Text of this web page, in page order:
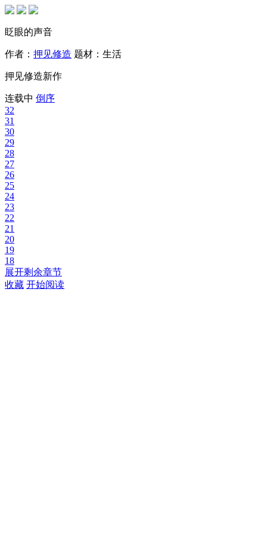
眨眼的声音
作者： 押见修造 题材： 生活
押见修造新作
连载中 倒序
32
31
30
29
28
27
26
25
24
23
22
21
20
19
18
展开剩余章节
收藏 开始阅读